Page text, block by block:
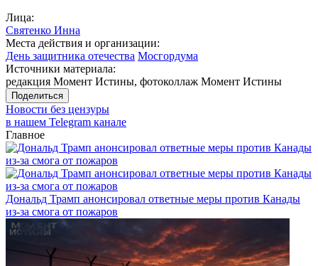
Лица:
Святенко Инна
Места действия и организации:
День защитника отечества Мосгордума
Источники материала:
редакция Момент Истины, фотоколлаж Момент Истины
Поделиться
Новости без цензуры
в нашем Telegram канале
Главное
Дональд Трамп анонсировал ответные меры против Канады
из-за смога от пожаров